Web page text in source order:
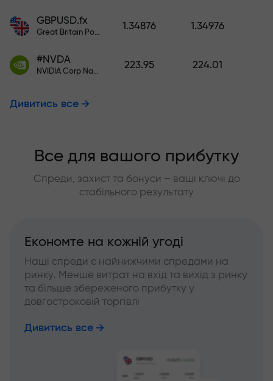
GBPUSD.fx
Great Britain Pound vs US Dollar
1.34876 1.34976
#NVDA
NVIDIA Corp Nasdaq Stock Exchange (Nasdaq) USD
223.95 224.01
Дивитись все
Все для вашого прибутку
Спреди, захист та бонуси – ваші ключі до
стабільного результату
Економте на кожній угоді
Наші спреди є найнижчими спредами на
ринку. Менше витрат на вхід та вихід з ринку
та більше збереженого прибутку у
довгостроковій торгівлі
Дивитись все